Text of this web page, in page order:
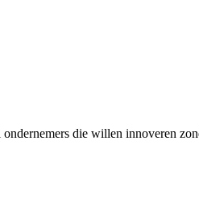
die willen innoveren